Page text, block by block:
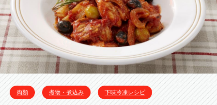
肉類 煮物・煮込み 下味冷凍レシピ